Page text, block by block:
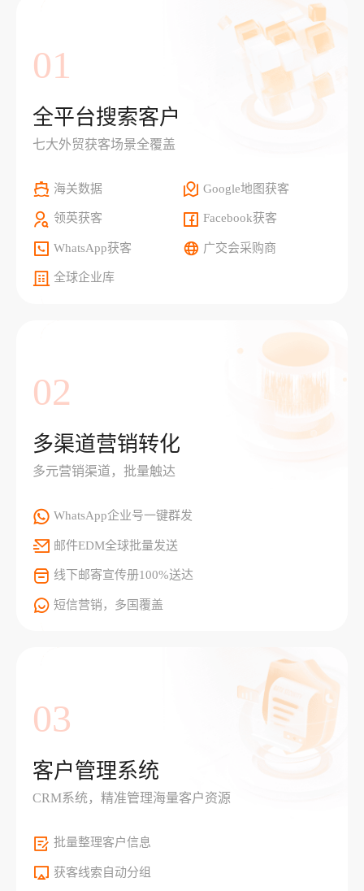
01
全平台搜索客户
七大外贸获客场景全覆盖
海关数据 Google地图获客
领英获客 Facebook获客
WhatsApp获客 广交会采购商
全球企业库
02
多渠道营销转化
多元营销渠道，批量触达
WhatsApp企业号一键群发
邮件EDM全球批量发送
线下邮寄宣传册100%送达
短信营销，多国覆盖
03
客户管理系统
CRM系统，精准管理海量客户资源
批量整理客户信息
获客线索自动分组